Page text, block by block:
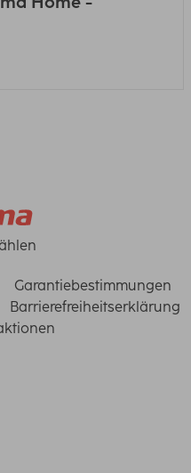
Garantiebestimmungen
Barrierefreiheitserklärung